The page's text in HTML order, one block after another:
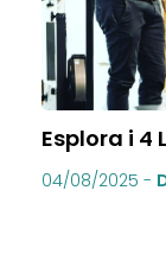
Esplora i 4
04/08/2025 -